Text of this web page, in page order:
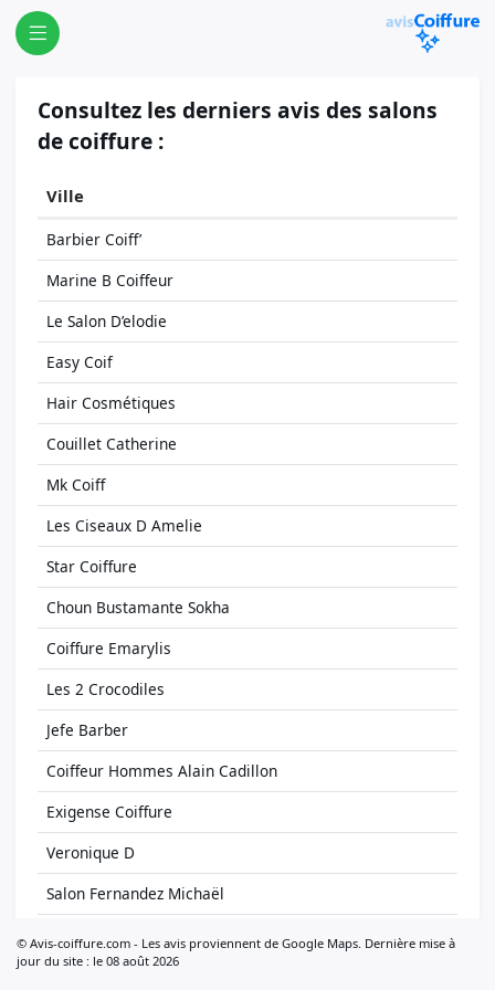
Consultez les derniers avis des salons
de coiffure :
Ville
Barbier Coiff’
Marine B Coiffeur
Le Salon D’elodie
Easy Coif
Hair Cosmétiques
Couillet Catherine
Mk Coiff
Les Ciseaux D Amelie
Star Coiffure
Choun Bustamante Sokha
Coiffure Emarylis
Les 2 Crocodiles
Jefe Barber
Coiffeur Hommes Alain Cadillon
Exigense Coiffure
Veronique D
Salon Fernandez Michaël
The Last Barber
© Avis-coiffure.com - Les avis proviennent de Google Maps. Dernière mise à
jour du site : le 08 août 2026